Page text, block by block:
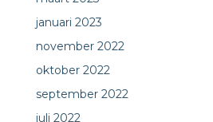
januari 2023
november 2022
oktober 2022
september 2022
juli 2022